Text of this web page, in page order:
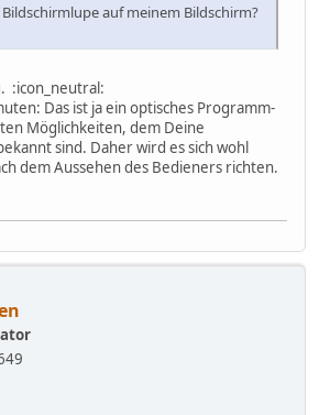
auf meinem Bildschirm?
:icon_neutral:
Das ist ja ein optisches Programm-
Möglichkeiten, dem Deine
sind. Daher wird es sich wohl
dem Aussehen des Bedieners richten.